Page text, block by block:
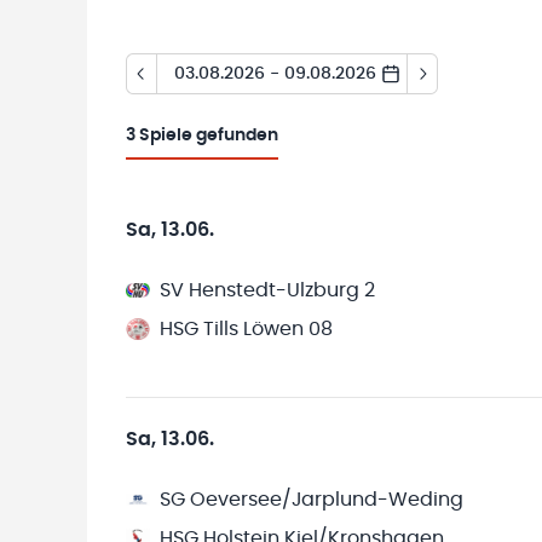
03.08.2026 - 09.08.2026
3 Spiele gefunden
Sa, 13.06.
SV Henstedt-Ulzburg 2
HSG Tills Löwen 08
Sa, 13.06.
SG Oeversee/Jarplund-Weding